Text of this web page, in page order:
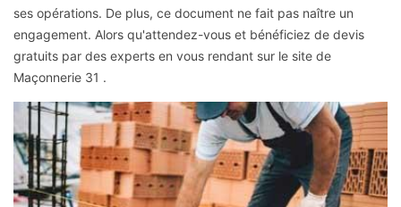
ses opérations. De plus, ce document ne fait pas naître un
engagement. Alors qu'attendez-vous et bénéficiez de devis
gratuits par des experts en vous rendant sur le site de
Maçonnerie 31 .